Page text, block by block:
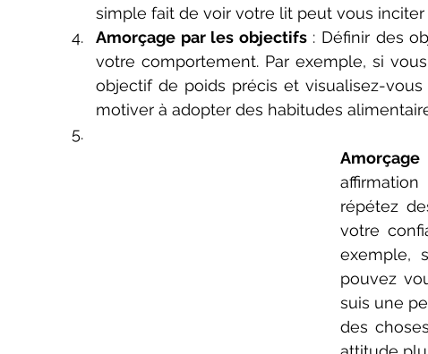
simple fait de voir votre lit peut vous
Amorçage par les objectifs : Définir des
votre comportement. Par exemple, si
objectif de poids précis et visualisez-
motiver à adopter des habitudes
répétez
votre
exemple,
pouvez
suis une
des